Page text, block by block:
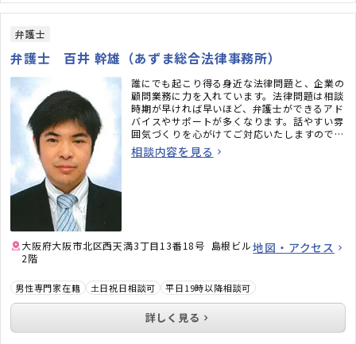
弁護士
弁護士 百井 幹雄（あずま総合法律事務所）
誰にでも起こり得る身近な法律問題と、企業の
顧問業務に力を入れています。法律問題は相談
時期が早ければ早いほど、弁護士ができるアド
バイスやサポートが多くなります。話やすい雰
囲気づくりを心がけてご対応いたしますので、
大阪エリアで弁護士をお探しの方は、お気軽に
お問合せください。
相談内容を見る
大阪府大阪市北区西天満3丁目13番18号 島根ビル
2階
地図・アクセス
男性専門家在籍 土日祝日相談可 平日19時以降相談可
詳しく見る